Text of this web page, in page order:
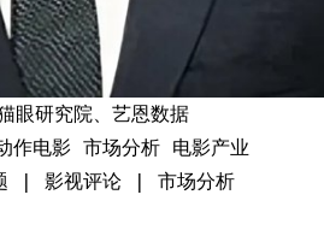
眼研究院、艺恩数据
作电影 市场分析 电影产业
| 影视评论 | 市场分析